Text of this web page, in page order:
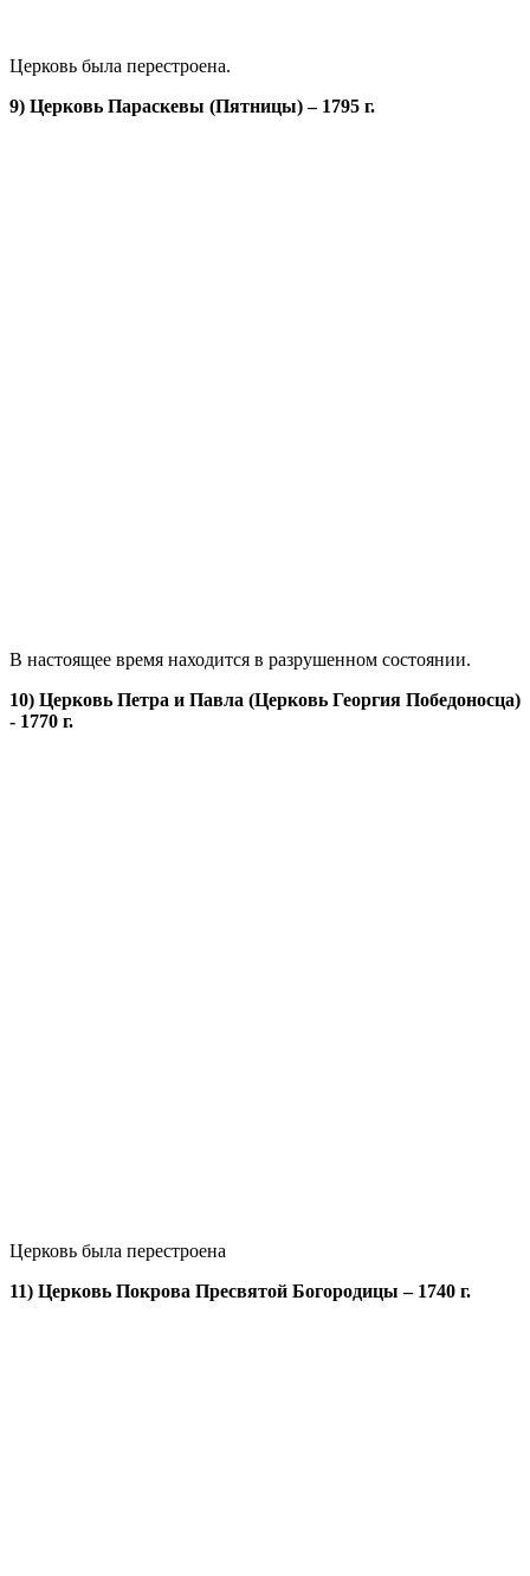
Церковь была перестроена.
9) Церковь Параскевы (Пятницы) – 1795 г.
В настоящее время находится в разрушенном состоянии.
10) Церковь Петра и Павла (Церковь Георгия Победоносца)
- 1770 г.
Церковь была перестроена
11) Церковь Покрова Пресвятой Богородицы – 1740 г.